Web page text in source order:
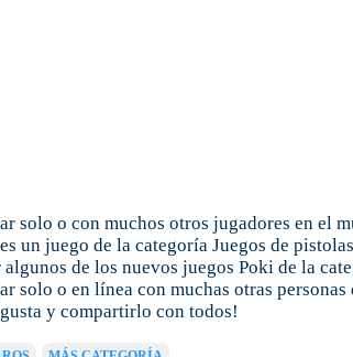
solo o con muchos otros jugadores en el
juego de la categoría Juegos de
de los nuevos juegos Poki de la
solo o en línea con muchas otras
y compartirlo con todos!